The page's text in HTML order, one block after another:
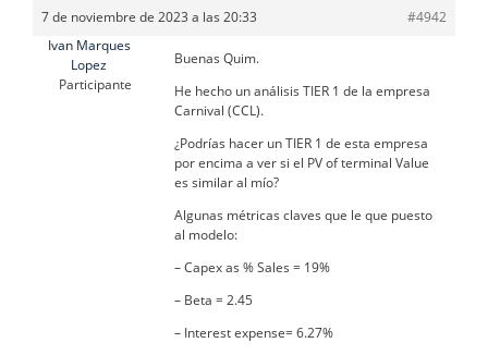
7 de noviembre de 2023 a las 20:33
#4942
Ivan Marques
Lopez
Participante
Buenas Quim.
He hecho un análisis TIER 1 de la empresa
Carnival (CCL).
¿Podrías hacer un TIER 1 de esta empresa
por encima a ver si el PV of terminal Value
es similar al mío?
Algunas métricas claves que le que puesto
al modelo:
– Capex as % Sales = 19%
– Beta = 2.45
– Interest expense= 6.27%